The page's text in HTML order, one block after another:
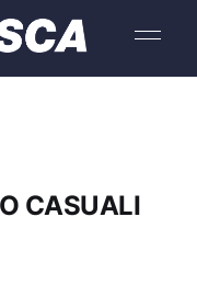
CASUALI